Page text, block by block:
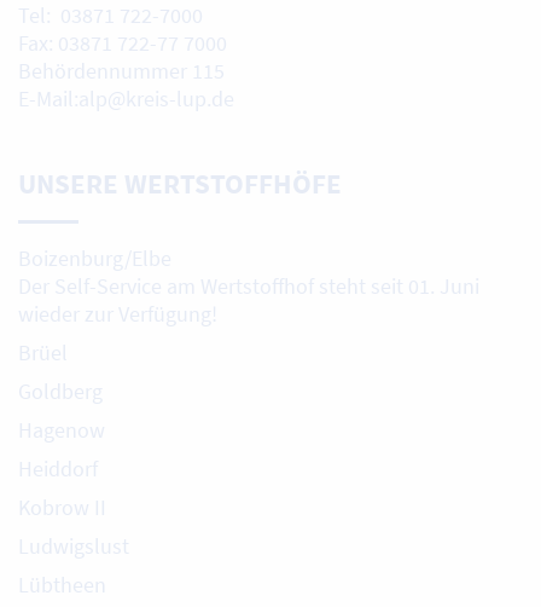
Tel: 03871 722-7000
Fax: 03871 722-77 7000
Behördennummer 115
E-Mail:alp@kreis-lup.de
UNSERE WERTSTOFFHÖFE
Boizenburg/Elbe
Der Self-Service am Wertstoffhof steht seit 01. Juni
wieder zur Verfügung!
Brüel
Goldberg
Hagenow
Heiddorf
Kobrow II
Ludwigslust
Lübtheen